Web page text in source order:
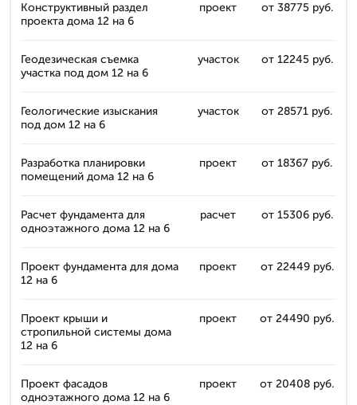
Конструктивный раздел
проекта дома 12 на 6
проект от 38775 руб.
Геодезическая съемка
участка под дом 12 на 6
участок от 12245 руб.
Геологические изыскания
под дом 12 на 6
участок от 28571 руб.
Разработка планировки
помещений дома 12 на 6
проект от 18367 руб.
Расчет фундамента для
одноэтажного дома 12 на 6
расчет от 15306 руб.
Проект фундамента для дома
12 на 6
проект от 22449 руб.
Проект крыши и
стропильной системы дома
12 на 6
проект от 24490 руб.
Проект фасадов
одноэтажного дома 12 на 6
проект от 20408 руб.